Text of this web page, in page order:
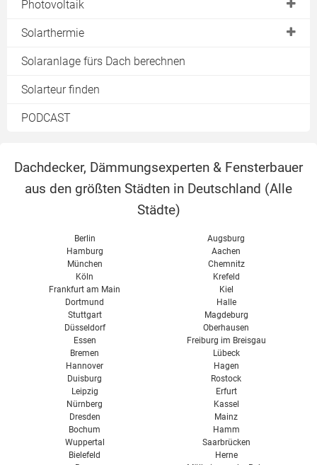
Schleppdach
Sheddach
Entwässerung
Dämmung
Solaranlage
Dachbegrünung
Lichtkuppel
Schneelast
Photovoltaik
Photovoltaikanlage
Module
Eigenverbrauch
Solarthermie
Solarheizung
Warmwasserbereitung
Förderung
Solarspeicher
Solaranlage fürs Dach berechnen
Solarteur finden
PODCAST
Dachdecker, Dämmungsexperten & Fensterbauer
aus den größten Städten in Deutschland (Alle
Städte)
Berlin
Hamburg
München
Köln
Frankfurt am Main
Dortmund
Stuttgart
Düsseldorf
Essen
Bremen
Hannover
Duisburg
Leipzig
Nürnberg
Dresden
Bochum
Wuppertal
Bielefeld
Augsburg
Aachen
Chemnitz
Krefeld
Kiel
Halle
Magdeburg
Oberhausen
Freiburg im Breisgau
Lübeck
Hagen
Rostock
Erfurt
Kassel
Mainz
Hamm
Saarbrücken
Herne